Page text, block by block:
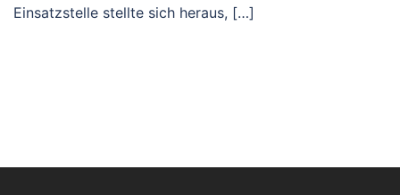
Einsatzstelle stellte sich heraus, […]